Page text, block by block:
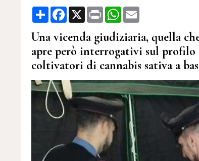
Share Facebook
X Print WhatsApp
Una vicenda giudiziaria, quella
apre però interrogativi sul
coltivatori di cannabis sativa a